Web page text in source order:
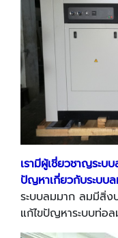
เรามีผู้เชี่ยวชาญระบ
ปัญหาเกี่ยวกับระบบ
ระบบลมมาก ลมมีสิ่ง
แก้ไขปัญหาระบบท่อล